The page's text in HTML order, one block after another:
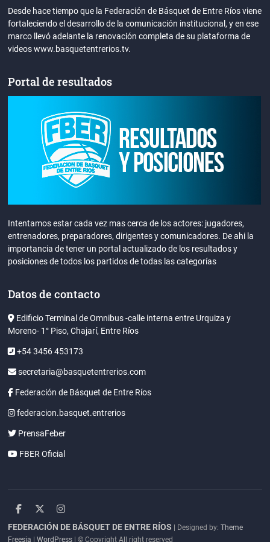
Desde hace tiempo que la Federación de Básquet de Entre Ríos viene
fortaleciendo el desarrollo de la comunicación institucional, y en ese
marco llevó adelante la renovación completa de su plataforma de
videos www.basquetentrerios.tv.
Portal de resultados
Intentamos estar cada vez mas cerca de los actores: jugadores,
entrenadores, preparadores, dirigentes y comunicadores. De ahi la
importancia de tener un portal actualizado de los resultados y
posiciones de todos los partidos de todas las categorías
Datos de contacto
Edificio Terminal de Omnibus -calle interna entre Urquiza y
Moreno- 1° Piso, Chajarí, Entre Ríos
+54 3456 453173
secretaria@basquetentrerios.com
Federación de Básquet de Entre Ríos
federacion.basquet.entrerios
PrensaFeber
FBER Oficial
facebook
twitterinstagram
FEDERACIÓN DE BÁSQUET DE ENTRE RÍOS
| Designed by:Theme
Freesia
|WordPress | © Copyright All right reserved